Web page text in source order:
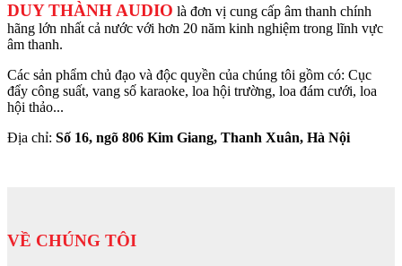
DUY THÀNH AUDIO là đơn vị cung cấp âm thanh chính
hãng lớn nhất cả nước với hơn 20 năm kinh nghiệm trong lĩnh vực
âm thanh.
Các sản phẩm chủ đạo và độc quyền của chúng tôi gồm có: Cục
đẩy công suất, vang số karaoke, loa hội trường, loa đám cưới, loa
hội thảo...
Địa chỉ: Số 16, ngõ 806 Kim Giang, Thanh Xuân, Hà Nội
VỀ CHÚNG TÔI